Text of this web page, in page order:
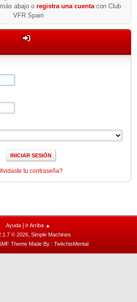
abajo o registra una cuenta con Club
VFR Spain
tu contraseña?
Ayuda
Ir Arriba ▲
© 2026, Simple Machines
Theme Made By : TwitchisMental